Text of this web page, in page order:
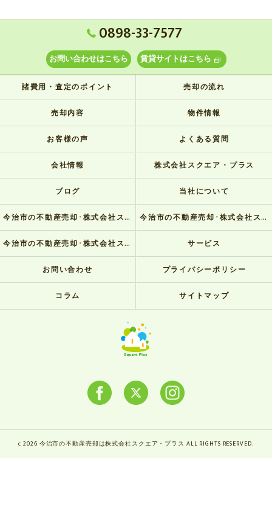
0898-33-7577
お問い合わせはこちら 賃貸サイトはこちら
諸費用・査定のポイント 売却の流れ
売却内容 物件情報
お客様の声 よくある質問
会社情報 株式会社スクエア・プラス
ブログ 当社について
今治市の不動産売却･株式会社スクエア・プラスの口コミ情報 今治市の不動産売却･株式会社スクエア・プラスの評判
今治市の不動産売却･株式会社スクエア・プラスのお客様の声 サービス
お問い合わせ プライバシーポリシー
コラム サイトマップ
c 2026 今治市の不動産売却は株式会社スクエア・プラス ALL RIGHTS RESERVED.